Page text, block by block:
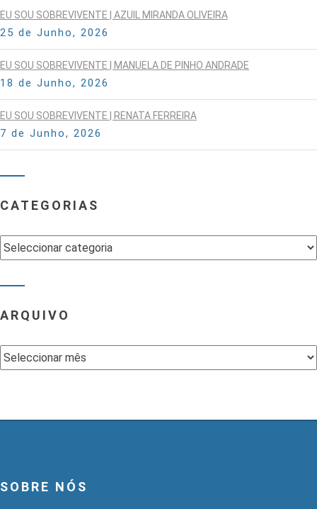
EU SOU SOBREVIVENTE | AZUIL MIRANDA OLIVEIRA
25 de Junho, 2026
EU SOU SOBREVIVENTE | MANUELA DE PINHO ANDRADE
18 de Junho, 2026
EU SOU SOBREVIVENTE | RENATA FERREIRA
7 de Junho, 2026
CATEGORIAS
Categorias
ARQUIVO
Arquivo
SOBRE NÓS